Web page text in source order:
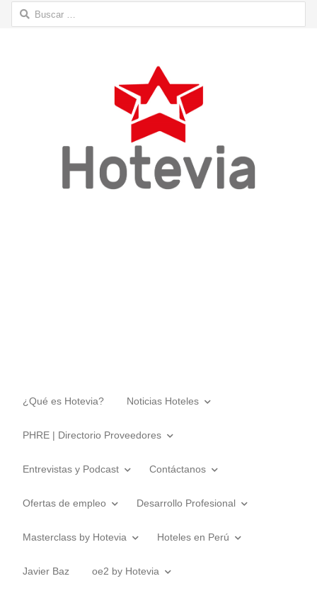
Buscar:
¿Qué es Hotevia? Noticias Hoteles
PHRE | Directorio Proveedores
Entrevistas y Podcast Contáctanos
Ofertas de empleo Desarrollo Profesional
Masterclass by Hotevia Hoteles en Perú
Javier Baz oe2 by Hotevia